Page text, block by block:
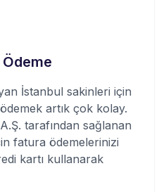
Ödeme
İstanbul sakinleri için
artık çok kolay.
tarafından sağlanan
fatura ödemelerinizi
kartı kullanarak